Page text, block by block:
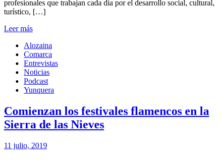
profesionales que trabajan cada día por el desarrollo social, cultural,
turístico, […]
Leer más
Alozaina
Comarca
Entrevistas
Noticias
Podcast
Yunquera
Comienzan los festivales flamencos en la
Sierra de las Nieves
11 julio, 2019